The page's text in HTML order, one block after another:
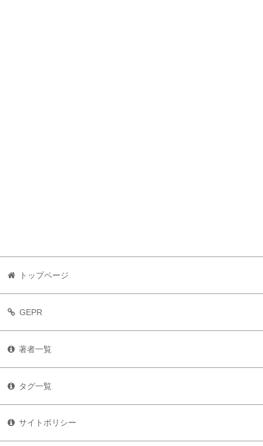
トップページ
GEPR
著者一覧
タグ一覧
サイトポリシー